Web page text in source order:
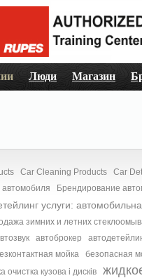
Люди Магазин
Car Cleaning Products
Car
автомобиля Брендирование
услуги:
зимних и летних
автоброкер
мойка
безопасная
очистка кузова і дисків